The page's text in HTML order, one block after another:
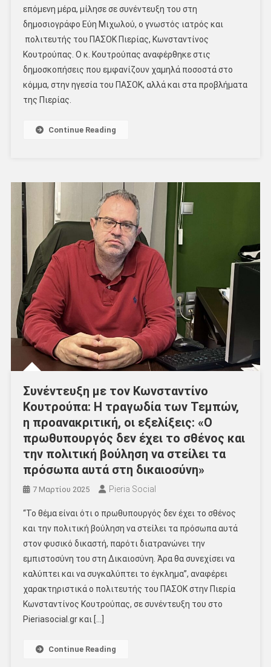
επόμενη μέρα, μίλησε σε συνέντευξη του στη
δημοσιογράφο Εύη Μιχωλού, ο γνωστός ιατρός και
πολιτευτής του ΠΑΣΟΚ Πιερίας, Κωνσταντίνος
Κουτρούπας. Ο κ. Κουτρούπας αναφέρθηκε στις
δημοσκοπήσεις που εμφανίζουν χαμηλά ποσοστά στο
κόμμα, στην ηγεσία του ΠΑΣΟΚ, αλλά και στα προβλήματα
της Πιερίας.
Continue Reading
Συνέντευξη με τον Κωνσταντίνο
Κουτρούπα: Η τραγωδία των Τεμπών,
η προανακριτική, οι εξελίξεις: «Ο
πρωθυπουργός δεν έχει το σθένος και
την πολιτική βούληση να στείλει τα
πρόσωπα αυτά στη δικαιοσύνη»
7 Μαρτίου 2025 Pieria Social
“Το θέμα είναι ότι ο πρωθυπουργός δεν έχει το σθένος
και την πολιτική βούληση να στείλει τα πρόσωπα αυτά
στον φυσικό δικαστή, παρότι διατρανώνει την
εμπιστοσύνη του στη Δικαιοσύνη. Άρα θα συνεχίσει να
καλύπτει και να συγκαλύπτει το έγκλημα”, αναφέρει
χαρακτηριστικά ο πολιτευτής του ΠΑΣΟΚ στην Πιερία
Κωνσταντίνος Κουτρούπας, σε συνέντευξη του στο
Pieriasocial.gr και […]
Continue Reading